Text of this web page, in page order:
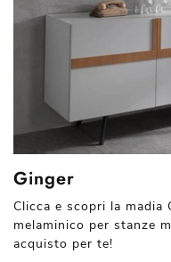
Ginger
Clicca e scopri la madia
melaminico per stanze
acquisto per te!